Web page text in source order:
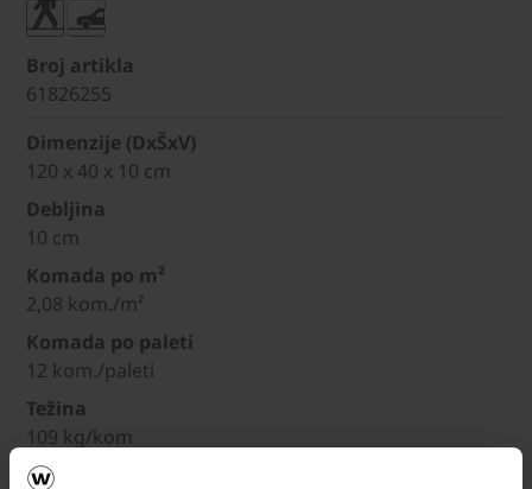
Broj artikla
61826255
Dimenzije (DxŠxV)
120 x 40 x 10 cm
Debljina
10 cm
Komada po m²
2,08 kom./m²
Komada po paleti
12 kom./paleti
Težina
109 kg/kom
Nosivost